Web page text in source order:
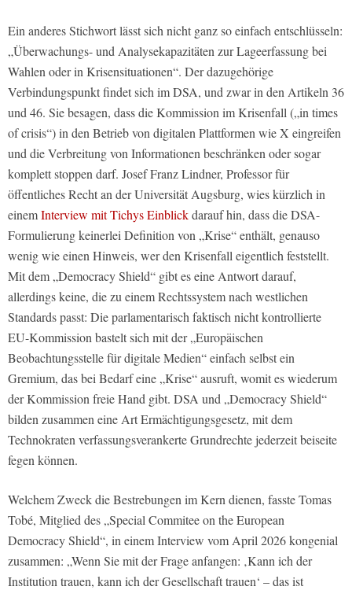
Ein anderes Stichwort lässt sich nicht ganz so einfach entschlüsseln:
„Überwachungs- und Analysekapazitäten zur Lageerfassung bei
Wahlen oder in Krisensituationen“. Der dazugehörige
Verbindungspunkt findet sich im DSA, und zwar in den Artikeln 36
und 46. Sie besagen, dass die Kommission im Krisenfall („in times
of crisis“) in den Betrieb von digitalen Plattformen wie X eingreifen
und die Verbreitung von Informationen beschränken oder sogar
komplett stoppen darf. Josef Franz Lindner, Professor für
öffentliches Recht an der Universität Augsburg, wies kürzlich in
einemInterview mit Tichys Einblickdarauf hin, dass die DSA-
Formulierung keinerlei Definition von „Krise“ enthält, genauso
wenig wie einen Hinweis, wer den Krisenfall eigentlich feststellt.
Mit dem „Democracy Shield“ gibt es eine Antwort darauf,
allerdings keine, die zu einem Rechtssystem nach westlichen
Standards passt: Die parlamentarisch faktisch nicht kontrollierte
EU-Kommission bastelt sich mit der „Europäischen
Beobachtungsstelle für digitale Medien“ einfach selbst ein
Gremium, das bei Bedarf eine „Krise“ ausruft, womit es wiederum
der Kommission freie Hand gibt. DSA und „Democracy Shield“
bilden zusammen eine Art Ermächtigungsgesetz, mit dem
Technokraten verfassungsverankerte Grundrechte jederzeit beiseite
fegen können.
Welchem Zweck die Bestrebungen im Kern dienen, fasste Tomas
Tobé, Mitglied des „Special Commitee on the European
Democracy Shield“, in einem Interview vom April 2026 kongenial
zusammen: „Wenn Sie mit der Frage anfangen: ‚Kann ich der
Institution trauen, kann ich der Gesellschaft trauen‘ – das ist